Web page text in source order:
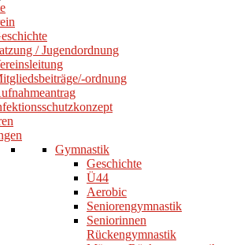
/ Jugendordnung
ordnung
Gymnastik
Geschichte
Ü44
Aerobic
Seniorengymnastik
Seniorinnen
Rückengymnastik